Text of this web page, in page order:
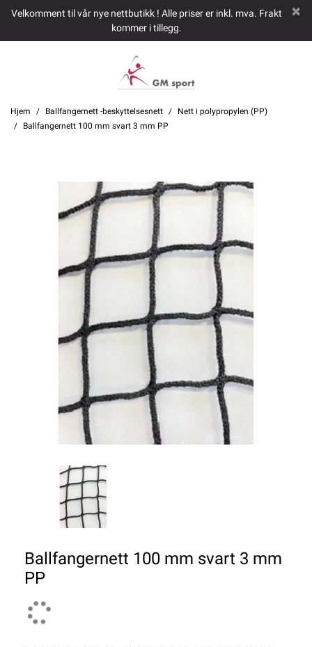
Velkomment til vår nye nettbutikk ! Alle priser er inkl. mva. Frakt
kommer i tillegg.
Hjem Ballfangernett -beskyttelsesnett
Nett i polypropylen (PP)
Ballfangernett 100 mm svart 3 mm PP
Ballfangernett 100 mm svart 3 mm
PP